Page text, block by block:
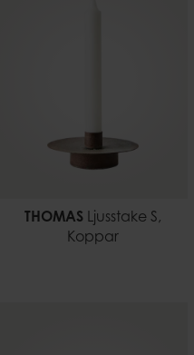
THOMASLjusstake S,
Koppar